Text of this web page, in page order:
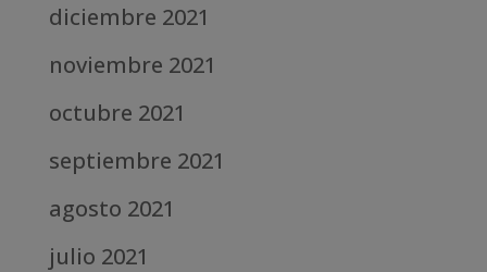
diciembre 2021
noviembre 2021
octubre 2021
septiembre 2021
agosto 2021
julio 2021